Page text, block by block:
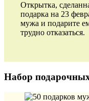
Открытка,
подарка на 23
мужа и подарите
трудно отказаться.
Набор